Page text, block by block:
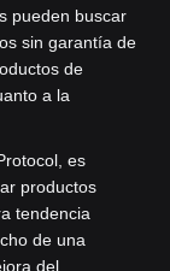
pueden buscar
sin garantía de
de
a la
es
productos
tendencia
de una
del